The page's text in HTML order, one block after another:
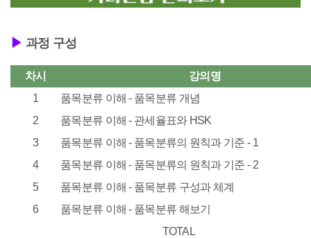
▶ 과정 구성
차시
강의명
1
품목분류 이해 - 품목분류 개념
2
품목분류 이해 - 관세율표와 HSK
3
품목분류 이해 - 품목분류의 원칙과 기준 - 1
4
품목분류 이해 - 품목분류의 원칙과 기준 - 2
5
품목분류 이해 - 품목분류 구성과 체계
6
품목분류 이해 - 품목분류 해보기
TOTAL